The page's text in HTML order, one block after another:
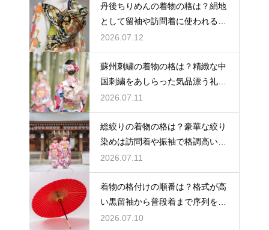
丹後ちりめんの着物の格は？絹地
として留袖や訪問着に使われる高
級素材
2026.07.12
蘇州刺繍の着物の格は？精緻な中
国刺繍をあしらった気品漂う礼装
着
2026.07.11
総絞りの着物の格は？豪華な絞り
染めは訪問着や振袖で格調高い印
象に
2026.07.11
着物の格付けの順番は？格式が高
い黒留袖から普段着まで序列を解
説
2026.07.10